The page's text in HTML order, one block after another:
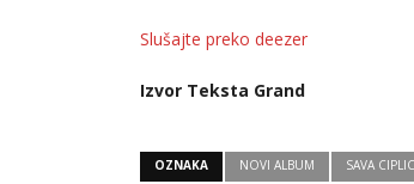
Slušajte preko deezer
Izvor Teksta Grand
OZNAKA NOVI ALBUM SAVA CIPLIC